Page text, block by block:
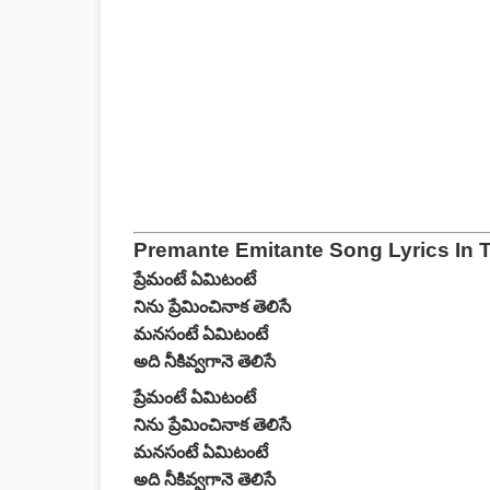
Premante Emitante Song Lyrics In
ప్రేమంటే ఏమిటంటే
నిను ప్రేమించినాక తెలిసే
మనసంటే ఏమిటంటే
అది నీకివ్వగానె తెలిసే
ప్రేమంటే ఏమిటంటే
నిను ప్రేమించినాక తెలిసే
మనసంటే ఏమిటంటే
అది నీకివ్వగానె తెలిసే